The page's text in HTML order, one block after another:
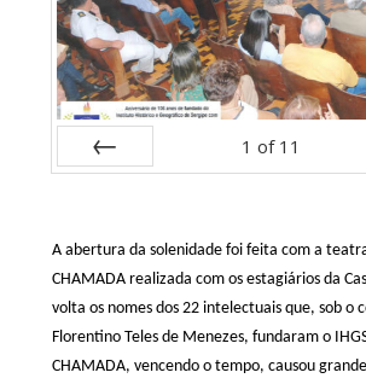
1 of 11
A abertura da solenidade foi feita com a
CHAMADA realizada com os estagiários da
volta os nomes dos 22 intelectuais que, sob o
Florentino Teles de Menezes, fundaram o
CHAMADA, vencendo o tempo, causou